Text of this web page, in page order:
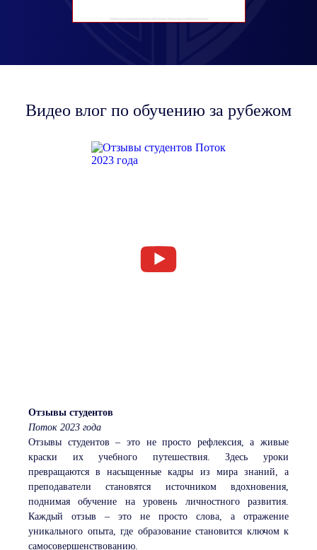
Видео влог по обучению за рубежом
Отзывы студентов
Поток 2023 года
Отзывы студентов – это не просто рефлексия, а живые
краски их учебного путешествия. Здесь уроки
превращаются в насыщенные кадры из мира знаний, а
преподаватели становятся источником вдохновения,
поднимая обучение на уровень личностного развития.
Каждый отзыв – это не просто слова, а отражение
уникального опыта, где образование становится ключом к
самосовершенствованию.